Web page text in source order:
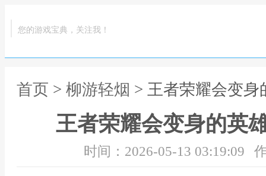
您的游戏宝典，关注我！
首页 > 柳游轻烟 > 王者荣耀会变
王者荣耀会变身的英
时间：2026-05-13 03:19:09